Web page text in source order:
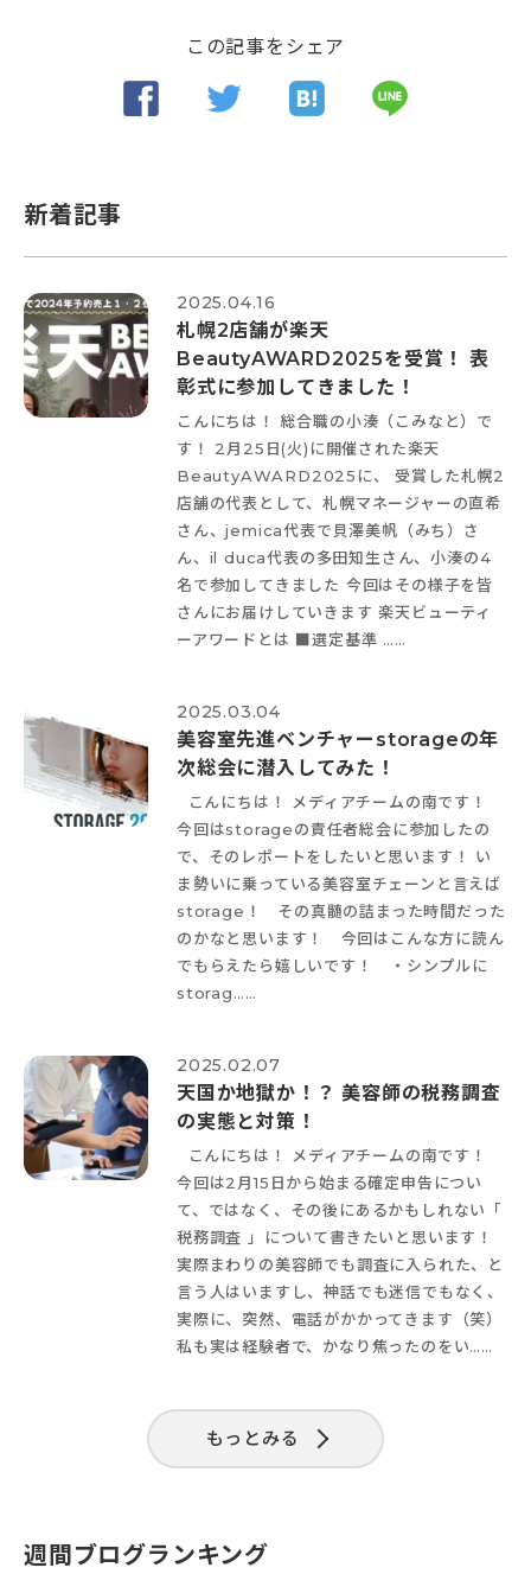
この記事をシェア
新着記事
2025.04.16
札幌2店舗が楽天
BeautyAWARD2025を受賞！ 表
彰式に参加してきました！
こんにちは！ 総合職の小湊（こみなと）で
す！ 2月25日(火)に開催された楽天
BeautyAWARD2025に、 受賞した札幌2
店舗の代表として、札幌マネージャーの直希
さん、jemica代表で貝澤美帆（みち）さ
ん、il duca代表の多田知生さん、小湊の4
名で参加してきました 今回はその様子を皆
さんにお届けしていきます 楽天ビューティ
ーアワードとは ■選定基準 ……
2025.03.04
美容室先進ベンチャーstorageの年
次総会に潜入してみた！
こんにちは！ メディアチームの南です！
今回はstorageの責任者総会に参加したの
で、そのレポートをしたいと思います！ い
ま勢いに乗っている美容室チェーンと言えば
storage！ その真髄の詰まった時間だった
のかなと思います！ 今回はこんな方に読ん
でもらえたら嬉しいです！ ・シンプルに
storag……
2025.02.07
天国か地獄か！？ 美容師の税務調査
の実態と対策！
こんにちは！ メディアチームの南です！
今回は2月15日から始まる確定申告につい
て、ではなく、その後にあるかもしれない「
税務調査 」について書きたいと思います！
実際まわりの美容師でも調査に入られた、と
言う人はいますし、神話でも迷信でもなく、
実際に、突然、電話がかかってきます（笑）
私も実は経験者で、かなり焦ったのをい……
もっとみる
週間ブログランキング